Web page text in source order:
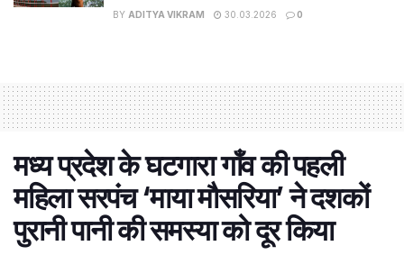
BY ADITYA VIKRAM 30.03.2026 0
मध्य प्रदेश के घटगारा गाँव की पहली
महिला सरपंच ‘माया मौसरिया’ ने दशकों
पुरानी पानी की समस्या को दूर किया